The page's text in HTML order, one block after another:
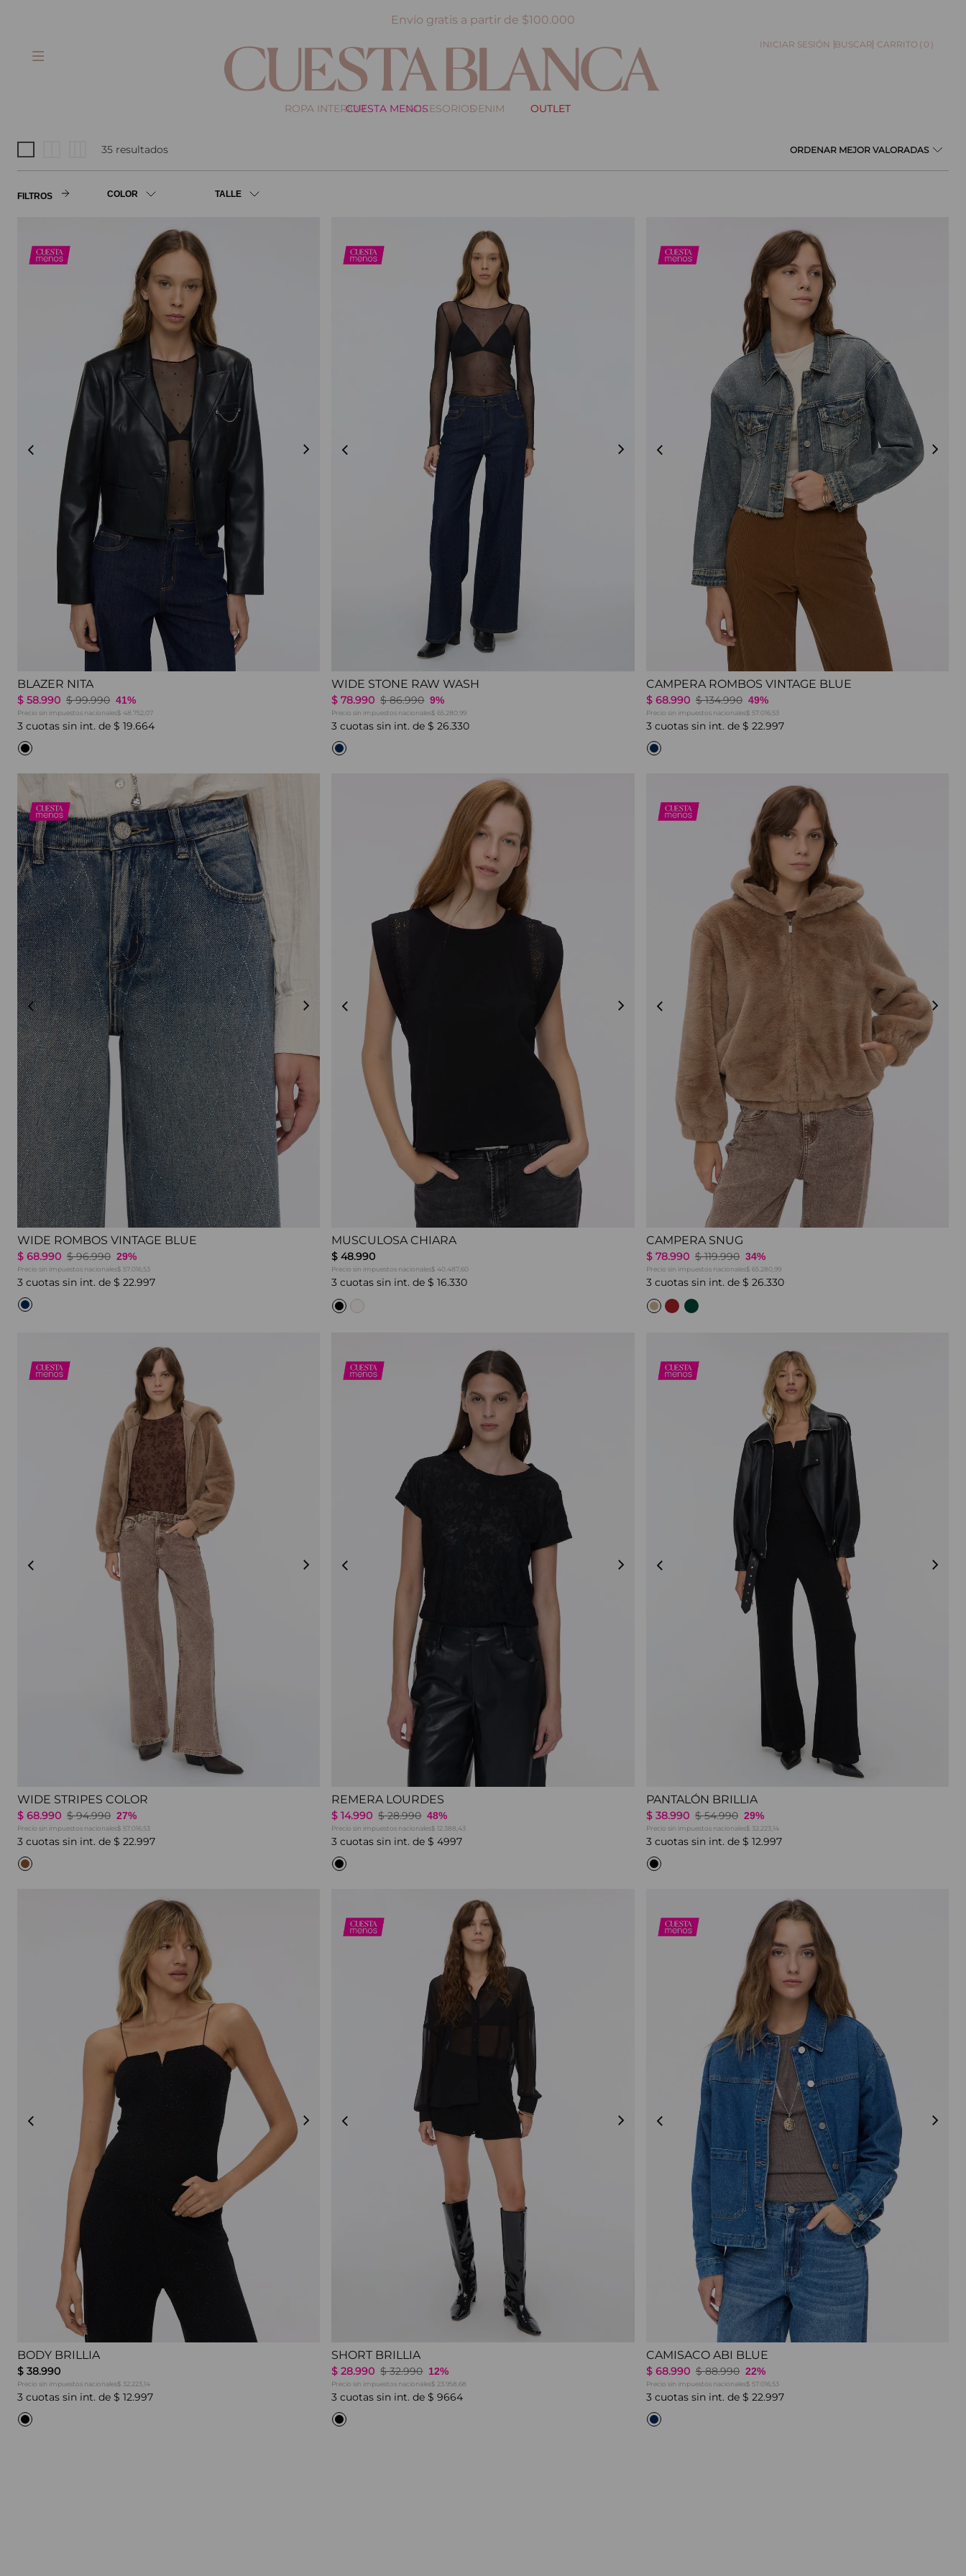
Envío gratis a partir de $100.000
ROPA INTERIORCUESTA MENOSACCESORIOSDENIM OUTLET
BUSCAR 0
35 MEJOR VALORADAS
FILTROS COLOR
Crudo
Gris
Magenta
Azul
Beige
Mostaza
Rojo
Marrón
MOSTRAR 3 MÁS
TALLE
MOSTRAR 3 MÁS
BLAZER NITA
$ 58.990 $ 99.990 41%
Precio sin impuestos nacionales$ 48.752,07
3 cuotas sin int. de $ 19.664
WIDE STONE RAW WASH
$ 78.990 $ 86.990 9%
Precio sin impuestos nacionales$ 65.280,99
3 cuotas sin int. de$ 26.330
CAMPERA ROMBOS VINTAGE BLUE
$ 68.990 $ 134.990 49%
Precio sin impuestos nacionales$ 57.016,53
3cuotas sin int. de $ 22.997
WIDE ROMBOS VINTAGE BLUE
$ 68.990 $ 96.990 29%
Precio sin impuestos nacionales$ 57.016,53
3 cuotas sin int. de $ 22.997
MUSCULOSA CHIARA
$ 48.990
Precio sin impuestos nacionales$ 40.487,60
3 cuotas sin int. de$ 16.330
CAMPERA SNUG
$ 78.990 $ 119.990 34%
Precio sin impuestos nacionales$ 65.280,99
3cuotas sin int. de $ 26.330
WIDE STRIPES COLOR
$ 68.990 $ 94.990 27%
Precio sin impuestos nacionales$ 57.016,53
3 cuotas sin int. de $ 22.997
REMERA LOURDES
$ 14.990 $ 28.990 48%
Precio sin impuestos nacionales$ 12.388,43
3 cuotas sin int. de$ 4997
PANTALÓN BRILLIA
$ 38.990 $ 54.990 29%
Precio sin impuestos nacionales$ 32.223,14
3cuotas sin int. de $ 12.997
BODY BRILLIA
$ 38.990
Precio sin impuestos nacionales$ 32.223,14
3 cuotas sin int. de $ 12.997
SHORT BRILLIA
$ 28.990 $ 32.990 12%
Precio sin impuestos nacionales$ 23.958,68
3 cuotas sin int. de$ 9664
CAMISACO ABI BLUE
$ 68.990 $ 88.990 22%
Precio sin impuestos nacionales$ 57.016,53
3cuotas sin int. de $ 22.997